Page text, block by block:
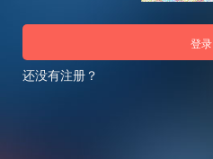
登录
还没有注册？